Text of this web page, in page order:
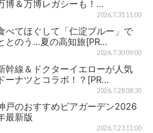
博＆万博レガシーも！…
2026.7.31 11:00
べてほぐして「仁淀ブルー」で
とのう…夏の高知旅[PR…
2026.7.30 09:00
幹線＆ドクターイエローが人気
ドーナツとコラボ！？[PR…
2026.7.28 08:30
戸のおすすめビアガーデン2026
最新版
2026.7.23 11:00